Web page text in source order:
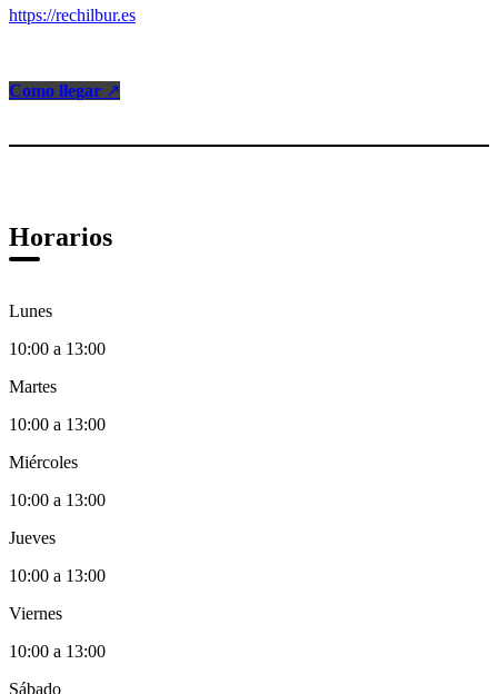
https://rechilbur.es
Como llegar ↗
Horarios
Lunes
10:00 a 13:00
Martes
10:00 a 13:00
Miércoles
10:00 a 13:00
Jueves
10:00 a 13:00
Viernes
10:00 a 13:00
Sábado